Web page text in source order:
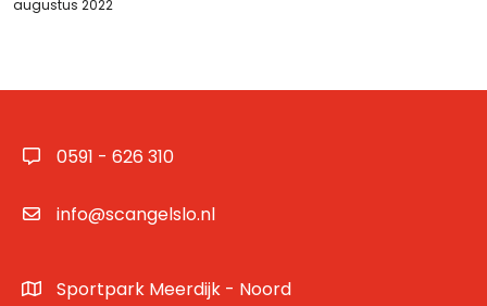
augustus 2022
0591 - 626 310
info@scangelslo.nl
Sportpark Meerdijk - Noord